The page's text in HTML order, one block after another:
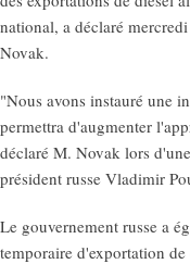
national, a déclaré
Novak.
"Nous avons instauré une
permettra d'augmenter
déclaré M. Novak lors
président russe Vladimir
Le gouvernement russe a
temporaire d'exportation